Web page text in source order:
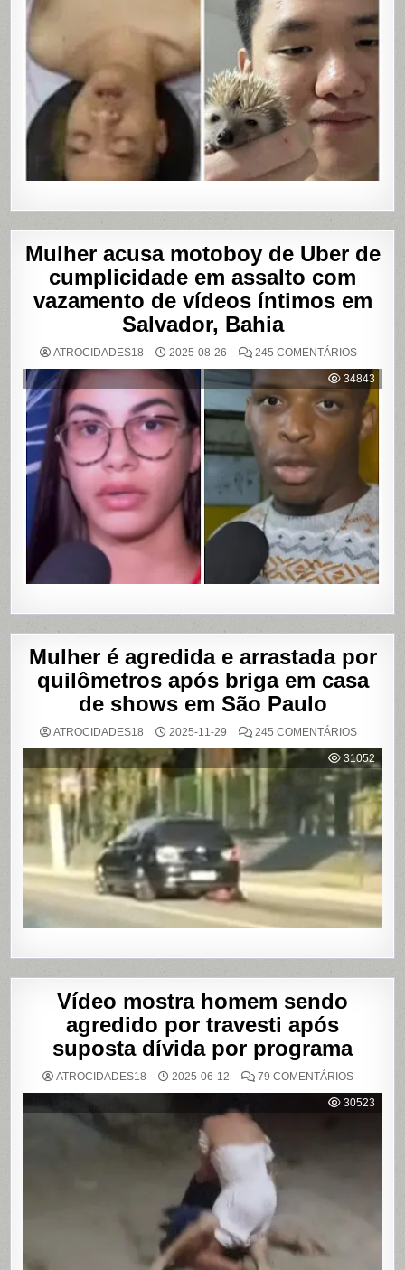
Mulher acusa motoboy de Uber de
cumplicidade em assalto com
vazamento de vídeos íntimos em
Salvador, Bahia
ATROCIDADES18 2025-08-26 245 COMENTÁRIOSEM
ACUSA
DE
UBER
DE
EM
DE
VÍDEOS
ÍNTIMOS
EM
BAHIA
34843
Mulher é agredida e arrastada por
quilômetros após briga em casa
de shows em São Paulo
ATROCIDADES18 2025-11-29 245 COMENTÁRIOSEM
É
E
POR
APÓS
BRIGA
EM
CASA
SHOWS
SÃO
PAULO
31052
Vídeo mostra homem sendo
agredido por travesti após
suposta dívida por programa
ATROCIDADES18 2025-06-12 79 COMENTÁRIOSEM
MOSTRA
HOMEM
30523